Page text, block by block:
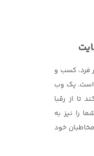
کسب و
است. یک وب
از رقبا
را نیز به
خود